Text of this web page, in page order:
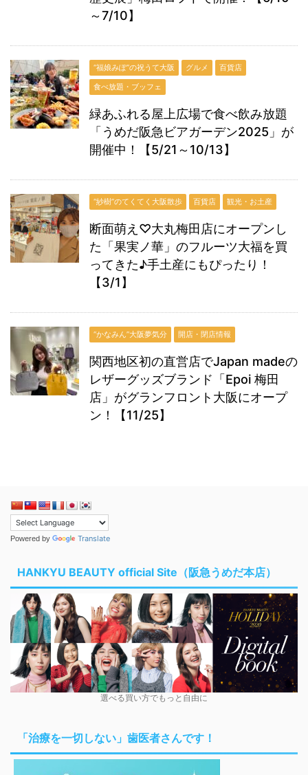
～7/10】
“福娘みぽ”の祝うて大阪 グルメ
百貨店
食べ放題・ブッフェ
緑あふれる屋上広場で食べ飲み放題
「うめだ阪急ビアガーデン2025」が
開催中！【5/21～10/13】
“紗樹”のてくてく大阪散歩 百貨店 観光・お土産
断面萌え♡大丸梅田店にオープンし
た「果実ノ華」のフルーツ大福を買
ってきた♪手土産にもぴったり！
【3/1】
“かなみん”大阪夢気分 開店・閉店情報
関西地区初の直営店でJapan madeの
レザーグッズブランド「Epoi 梅田
店」がグランフロント大阪にオープ
ン！【11/25】
Powered by Translate
HANKYU BEAUTY official Site（阪急うめだ本店）
選べる買い方でもっと自由に
「治療を一切しない」歯医者さんです！